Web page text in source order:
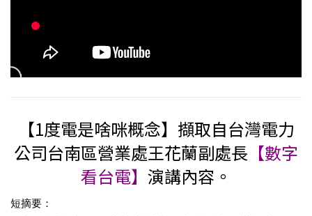
【1度電是啥咪概念】擷取自台灣電力
公司台南區營業處王花蘭副處長 【數字
看台電】 演講內容。
短摘要：